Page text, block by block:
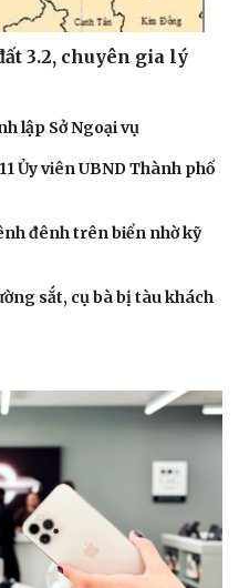
3.2, chuyên gia lý
lập Sở Ngoại vụ
Ủy viên UBND Thành phố
đênh trên biển nhờ kỹ
sắt, cụ bà bị tàu khách